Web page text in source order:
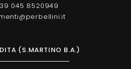
045 8520949
(S.MARTINO B.A.)